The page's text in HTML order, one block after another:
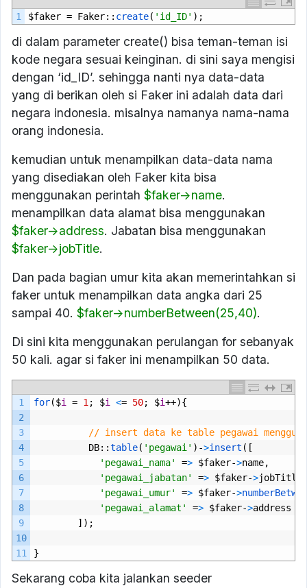
1 $faker = Faker:: create( 'id_ID' );
di dalam parameter create() bisa teman-teman isi
kode negara sesuai keinginan. di sini saya mengisi
dengan ‘id_ID’. sehingga nanti nya data-data
yang di berikan oleh si Faker ini adalah data dari
negara indonesia. misalnya namanya nama-nama
orang indonesia.
kemudian untuk menampilkan data-data nama
yang disediakan oleh Faker kita bisa
menggunakan perintah $faker->name.
menampilkan data alamat bisa menggunakan
$faker->address. Jabatan bisa menggunakan
$faker->jobTitle.
Dan pada bagian umur kita akan memerintahkan si
faker untuk menampilkan data angka dari 25
sampai 40. $faker->numberBetween(25,40).
Di sini kita menggunakan perulangan for sebanyak
50 kali. agar si faker ini menampilkan 50 data.
1
2
3
4
5
6
7
8
9
10
11
for($i = 1; $i <= 50; $i++){
// insert data ke table pegawai
DB::table( 'pegawai' )->insert ([
'pegawai_nama'
=> $faker->name,
'pegawai_jabatan'
=> $faker->jobTitle
'pegawai_umur'
=> $faker->
'pegawai_alamat'
=> $faker->address
]);
}
Sekarang coba kita jalankan seeder